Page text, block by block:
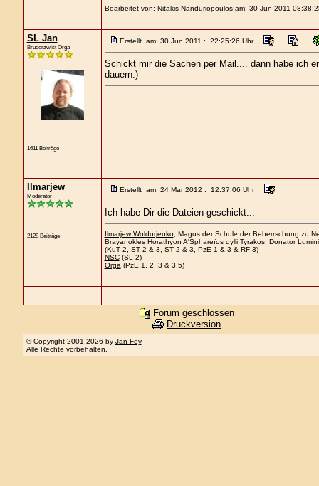
Bearbeitet von: Nitakis Nanduriopoulos am: 30 Jun 2011
SL Jan
Bruderzwist Orga
1611 Beiträge
Erstellt am: 30 Jun 2011 : 22:25:26 Uhr
Schickt mir die Sachen per Mail.... dann habe ich
dauern.)
Ilmarjew
Moderator
2128 Beiträge
Erstellt am: 24 Mar 2012 : 12:37:06 Uhr
Ich habe Dir die Dateien geschickt...
Ilmarjew Woldurjenko, Magus der Schule der Beherrschung zu
Brayanokles Horathyon A'Sphareïos dylli Tyrakos, Donator
(KuT 2, ST 2 & 3, ST 2 & 3, PzE 1 & 3 & RF 3)
NSC(SL 2)
Orga (PzE 1, 2, 3 & 3.5)
Forum geschlossen
Druckversion
© Copyright 2001-2026 by Jan Fey
Alle Rechte vorbehalten.